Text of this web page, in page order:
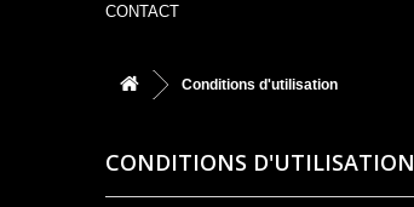
CONTACT
Conditions d'utilisation
CONDITIONS D'UTILISATION